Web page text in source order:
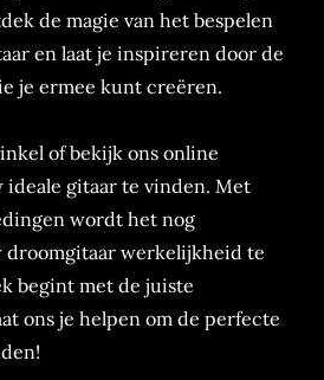
de magie van het bespelen
en laat je inspireren door de
je ermee kunt creëren.
of bekijk ons online
ideale gitaar te vinden. Met
wordt het nog
droomgitaar werkelijkheid te
begint met de juiste
ons je helpen om de perfecte